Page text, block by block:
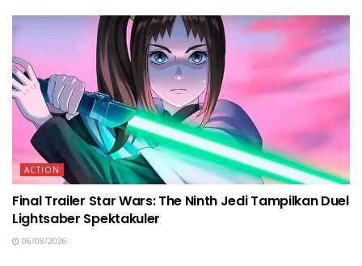
ACTION
Final Trailer Star Wars: The Ninth Jedi Tampilkan Duel
Lightsaber Spektakuler
06/08/2026